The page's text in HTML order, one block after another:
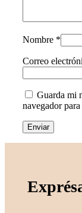
Nombre *
Correo
Guarda mi
navegador